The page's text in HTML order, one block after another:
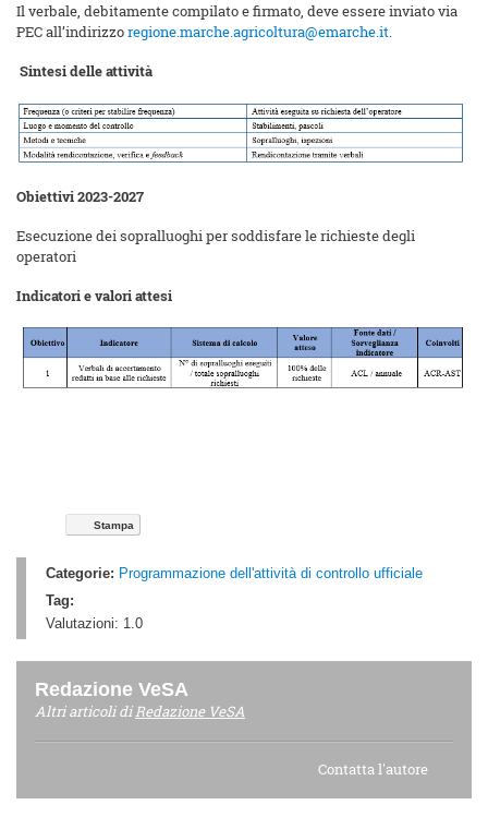
Il verbale, debitamente compilato e firmato, deve essere inviato via
PEC all’indirizzoregione.marche.agricoltura@emarche.it.
Sintesi delle attività
Obiettivi 2023-2027
Esecuzione dei sopralluoghi per soddisfare le richieste degli
operatori
Indicatori e valori attesi
Stampa
Categorie: Programmazione dell'attività di controllo ufficiale
Tag:
Valutazioni: 1.0
Redazione VeSA
Altri articoli diRedazione VeSA
Contatta l'autore